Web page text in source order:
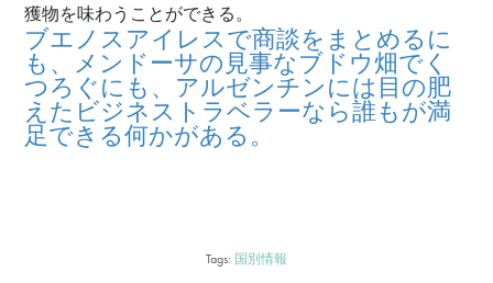
獲物を味わうことができる。
ブエノスアイレスで商談をまとめるに
も、メンドーサの見事なブドウ畑でく
つろぐにも、アルゼンチンには目の肥
えたビジネストラベラーなら誰もが満
足できる何かがある。
Tags: 国別情報